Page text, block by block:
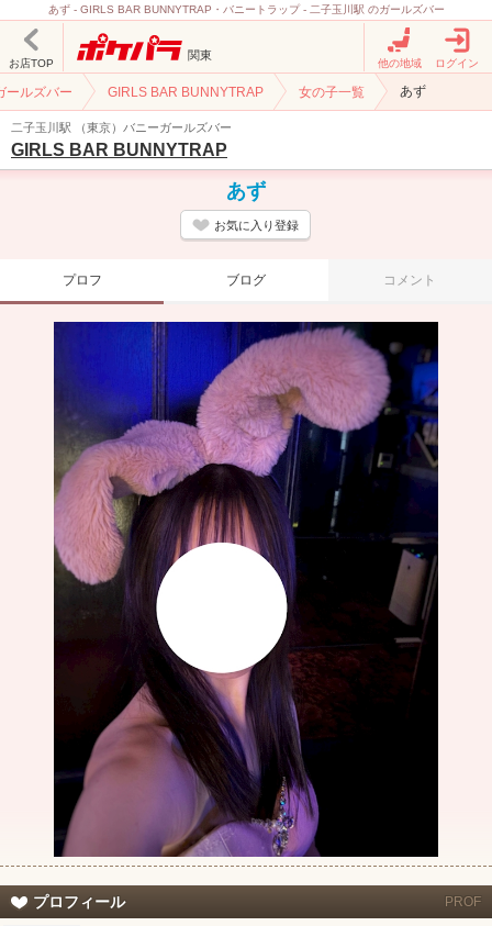
あず - GIRLS BAR BUNNYTRAP・バニートラップ - 二子玉川駅 のガールズバー
お店TOP
関東
他の地域 ログイン
ールズバー GIRLS BAR BUNNYTRAP 女の子一覧 あず
二子玉川駅 （東京）バニーガールズバー
GIRLS BAR BUNNYTRAP
あず
お気に入り登録
プロフ ブログ コメント
プロフィール PROF